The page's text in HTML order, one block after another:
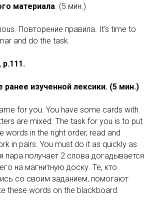
материала. (5 мин.)
Повторение правила. It’s time to
and do the task.
p.111.
ранее изученной лексики. (5 мин.)
for you. You have some cards with
are mixed. The task for you is to put
words in the right order, read and
in pairs. You must do it as quickly as
пара получает 2 cлова догадывается
на магнитную доску. Те, кто
со своим заданием, помогают
these words on the blackboard.